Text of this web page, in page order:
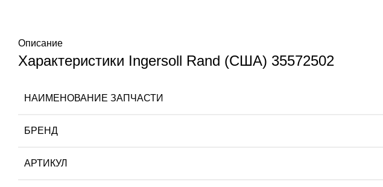
Описание
Характеристики Ingersoll Rand (США) 35572502
НАИМЕНОВАНИЕ ЗАПЧАСТИ
БРЕНД
АРТИКУЛ